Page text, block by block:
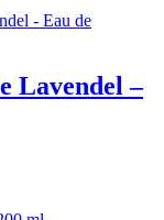
Lavendel –